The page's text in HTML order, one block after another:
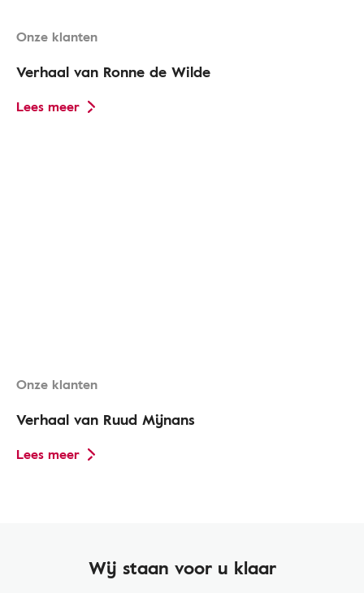
Onze klanten
Verhaal van Ronne de Wilde
Lees meer
Onze klanten
Verhaal van Ruud Mijnans
Lees meer
Wij staan voor u klaar